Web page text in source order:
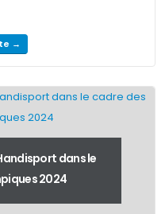
→
dans le
2024